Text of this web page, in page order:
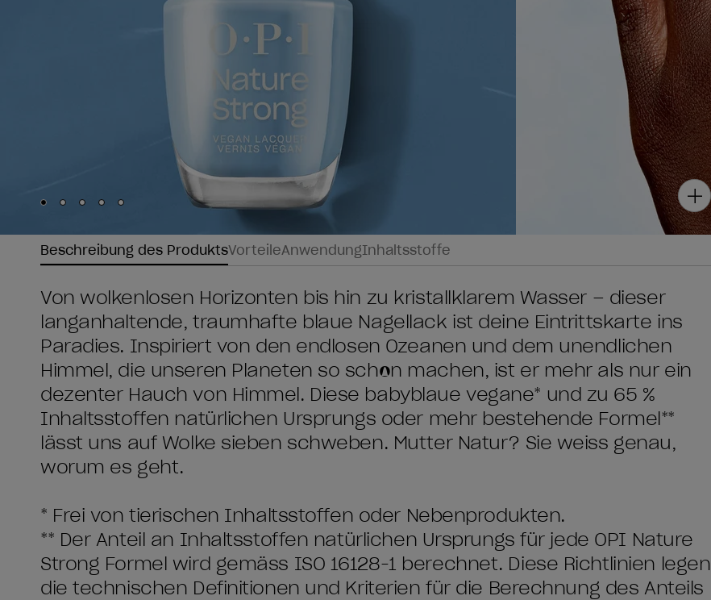
Skip to slide
Skip to slide
Skip to slide
Skip to slide
Skip to slide5
Beschreibung des ProduktsVorteileAnwendungInhaltsstoffe
Von wolkenlosen Horizonten bis hin zu kristallklarem Wasser – dieser
langanhaltende, traumhafte blaue Nagellack ist deine Eintrittskarte ins
Paradies. Inspiriert von den endlosen Ozeanen und dem unendlichen
Himmel, die unseren Planeten so schön machen, ist er mehr als nur ein
dezenter Hauch von Himmel. Diese babyblaue vegane* und zu ​65 %
Inhaltsstoffen natürlichen Ursprungs oder mehr bestehende Formel**
lässt uns auf Wolke sieben schweben. Mutter Natur? Sie weiss genau,
worum es geht.
* Frei von tierischen Inhaltsstoffen oder Nebenprodukten.
** Der Anteil an Inhaltsstoffen natürlichen Ursprungs für jede OPI Nature
Strong Formel wird gemäss ISO 16128-1 berechnet. Diese Richtlinien legen
die technischen Definitionen und Kriterien für die Berechnung des Anteils